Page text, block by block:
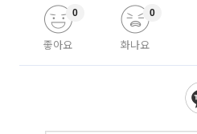
좋아요
0
화나요
0